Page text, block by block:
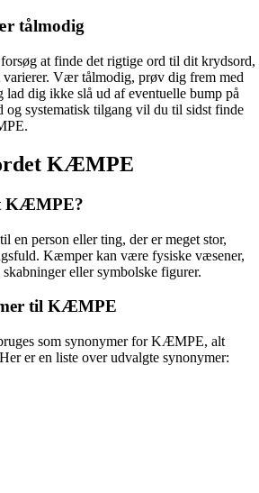
tålmodig
at finde det rigtige ord til dit krydsord,
Vær tålmodig, prøv dig frem med
lad dig ikke slå ud af eventuelle bump på
og systematisk tilgang vil du til sidst finde
KÆMPE
KÆMPE?
en person eller ting, der er meget stor,
Kæmper kan være fysiske væsener,
eller symbolske figurer.
til KÆMPE
som synonymer for KÆMPE, alt
er en liste over udvalgte synonymer: